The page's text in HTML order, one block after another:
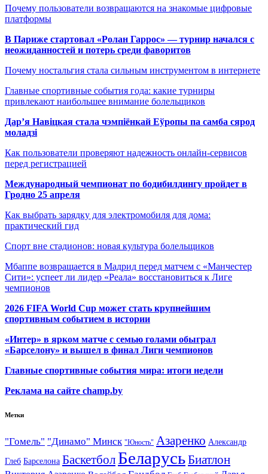
Почему пользователи возвращаются на знакомые цифровые
платформы
В Париже стартовал «Ролан Гаррос» — турнир начался с
неожиданностей и потерь среди фаворитов
Почему ностальгия стала сильным инструментом в интернете
Главные спортивные события года: какие турниры
привлекают наибольшее внимание болельщиков
Дар’я Навіцкая стала чэмпіёнкай Еўропы па самба сярод
моладзі
Как пользователи проверяют надежность онлайн-сервисов
перед регистрацией
Международный чемпионат по бодибилдингу пройдет в
Гродно 25 апреля
Как выбрать зарядку для электромобиля для дома:
практический гид
Спорт вне стадионов: новая культура болельщиков
Мбаппе возвращается в Мадрид перед матчем с «Манчестер
Сити»: успеет ли лидер «Реала» восстановиться к Лиге
чемпионов
2026 FIFA World Cup может стать крупнейшим
спортивным событием в истории
«Интер» в ярком матче с семью голами обыграл
«Барселону» и вышел в финал Лиги чемпионов
Главные спортивные события мира: итоги недели
Реклама на сайте champ.by
Метки
"Гомель" "Динамо" Минск "Юность" Азаренко Александр
Глеб Барселона Баскетбол БеларусьБиатлон